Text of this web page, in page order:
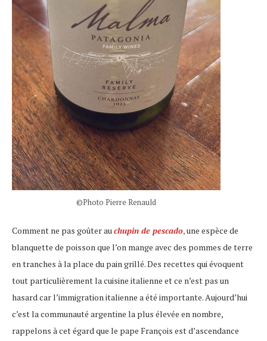
©Photo Pierre Renauld
Comment ne pas goûter auchupin de pescado,une espèce de
blanquette de poisson que l’on mange avec des pommes de terre
en tranches à la place du pain grillé. Des recettes qui évoquent
tout particulièrement la cuisine italienne et ce n’est pas un
hasard car l’immigration italienne a été importante. Aujourd’hui
c’est la communauté argentine la plus élevée en nombre,
rappelons à cet égard que le pape François est d’ascendance